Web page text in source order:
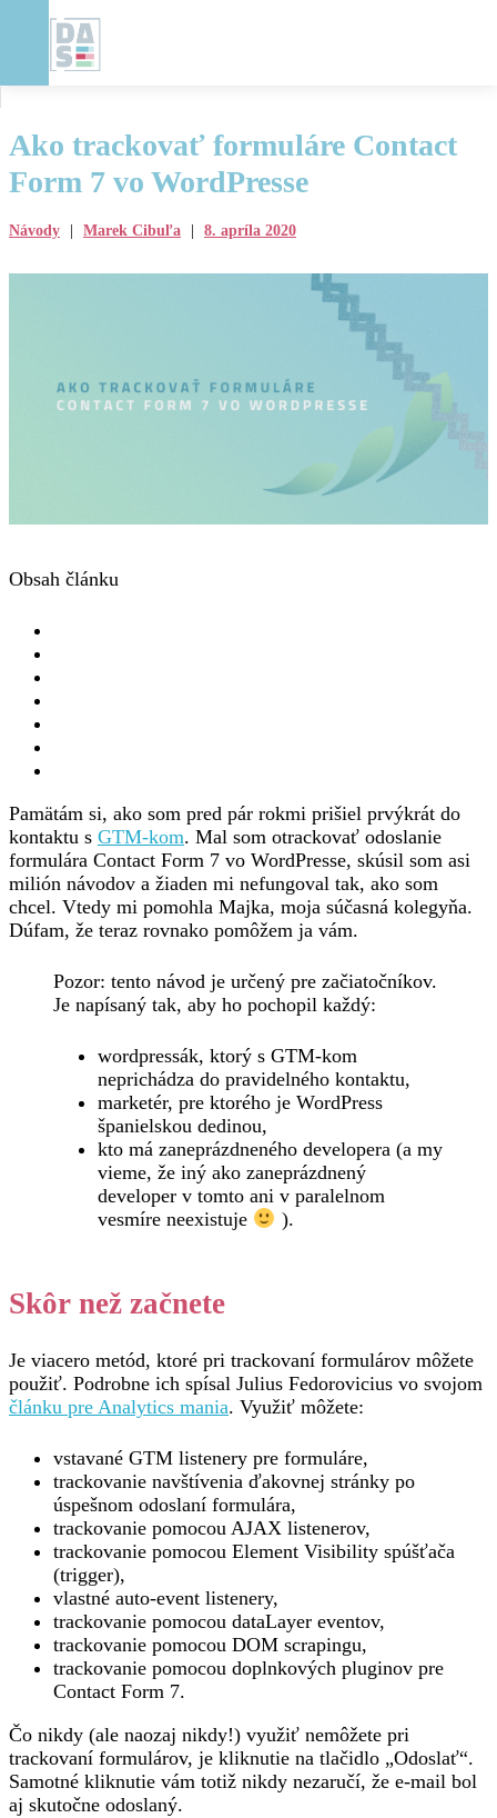
Ako trackovať formuláre Contact
Form 7 vo WordPresse
Návody Marek Cibuľa 8. apríla 2020
Obsah článku
Pamätám si, ako som pred pár rokmi prišiel prvýkrát do
kontaktu s GTM-kom. Mal som otrackovať odoslanie
formulára Contact Form 7 vo WordPresse, skúsil som asi
milión návodov a žiaden mi nefungoval tak, ako som
chcel. Vtedy mi pomohla Majka, moja súčasná kolegyňa.
Dúfam, že teraz rovnako pomôžem ja vám.
Pozor: tento návod je určený pre začiatočníkov.
Je napísaný tak, aby ho pochopil každý:
wordpressák, ktorý s GTM-kom
neprichádza do pravidelného kontaktu,
marketér, pre ktorého je WordPress
španielskou dedinou,
kto má zaneprázdneného developera (a my
vieme, že iný ako zaneprázdnený
developer v tomto ani v paralelnom
vesmíre neexistuje
).
Skôr než začnete
Je viacero metód, ktoré pri trackovaní formulárov môžete
použiť. Podrobne ich spísal Julius Fedorovicius vo svojom
článku pre Analytics mania. Využiť môžete:
vstavané GTM listenery pre formuláre,
trackovanie navštívenia ďakovnej stránky po
úspešnom odoslaní formulára,
trackovanie pomocou AJAX listenerov,
trackovanie pomocou Element Visibility spúšťača
(trigger),
vlastné auto-event listenery,
trackovanie pomocou dataLayer eventov,
trackovanie pomocou DOM scrapingu,
trackovanie pomocou doplnkových pluginov pre
Contact Form 7.
Čo nikdy (ale naozaj nikdy!) využiť nemôžete pri
trackovaní formulárov, je kliknutie na tlačidlo „Odoslať“.
Samotné kliknutie vám totiž nikdy nezaručí, že e-mail bol
aj skutočne odoslaný.